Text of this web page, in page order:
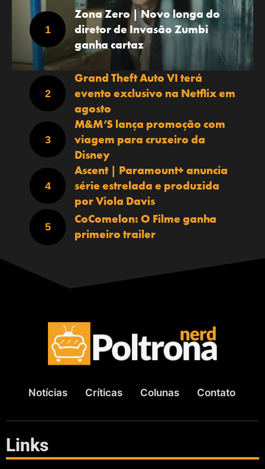
Zona Zero | Novo longa do
diretor de Invasão Zumbi
ganha cartaz
Grand Theft Auto VI terá
evento exclusivo na Netflix em
agosto
M&M’S lança promoção com
viagem para cruzeiro da
Disney
Ascent | Paramount+ anuncia
série estrelada e produzida
por Viola Davis
CoComelon: O Filme ganha
primeiro trailer
Notícias Críticas Colunas Contato
Links